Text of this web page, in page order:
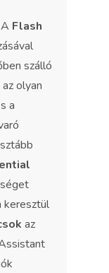
Flash
szálló
olyan
a
keresztül
az